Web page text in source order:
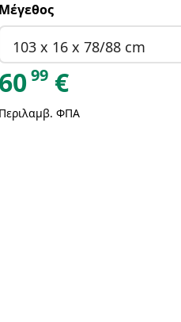
Μέγεθος
103 x 16 x 78/88 cm
6099 €
Περιλαμβ. ΦΠΑ